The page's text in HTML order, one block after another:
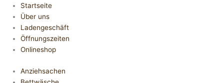
Startseite
Über uns
Ladengeschäft
Öffnungszeiten
Onlineshop
Anziehsachen